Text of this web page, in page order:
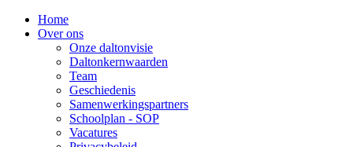
Home
Over ons
Onze daltonvisie
Daltonkernwaarden
Team
Geschiedenis
Samenwerkingspartners
Schoolplan - SOP
Vacatures